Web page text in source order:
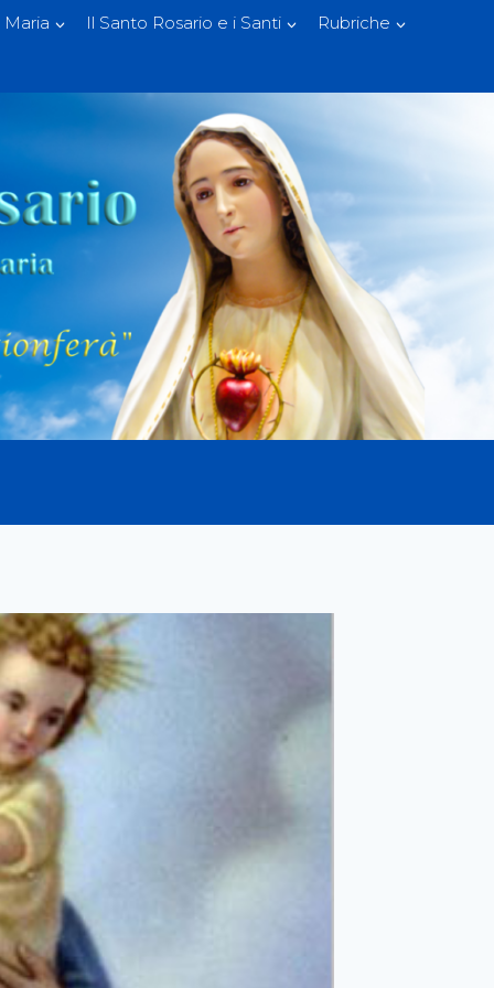
Il Santo Rosario e i Santi Rubriche